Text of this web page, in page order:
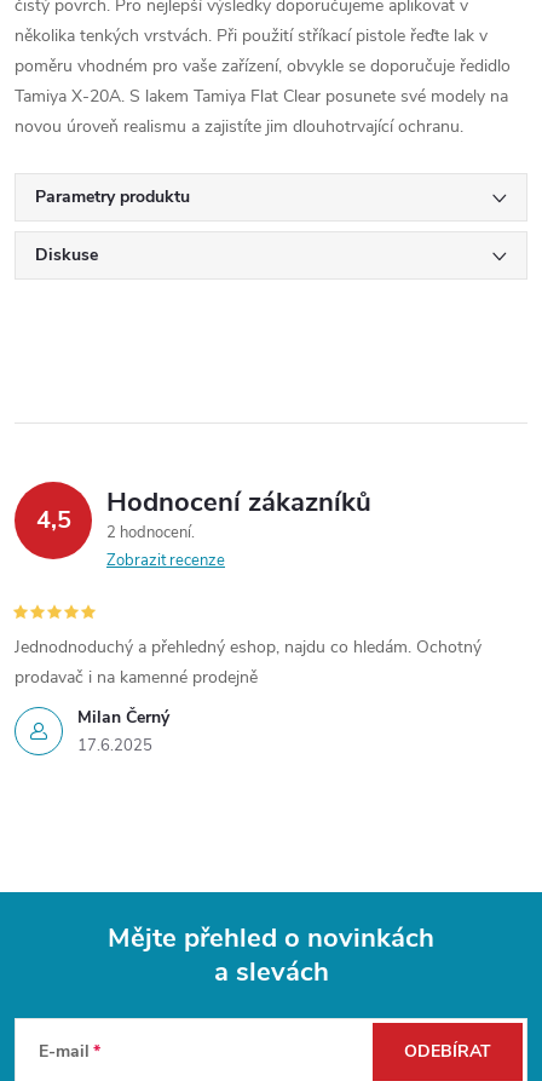
čistý povrch. Pro nejlepší výsledky doporučujeme aplikovat v
několika tenkých vrstvách. Při použití stříkací pistole řeďte lak v
poměru vhodném pro vaše zařízení, obvykle se doporučuje ředidlo
Tamiya X-20A. S lakem Tamiya Flat Clear posunete své modely na
novou úroveň realismu a zajistíte jim dlouhotrvající ochranu.
Parametry produktu
Diskuse
4,5 Hodnocení zákazníků
2 hodnocení
Zobrazit recenze
Milan Černý
17.6.2025
Jednodnoduchý a přehledný eshop, najdu co hledám. Ochotný
prodavač i na kamenné prodejně
Mějte přehled o novinkách
a slevách
E-mail ODEBÍRAT